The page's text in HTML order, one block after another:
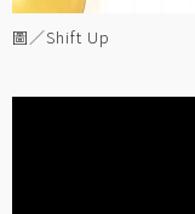
圖／Shift Up